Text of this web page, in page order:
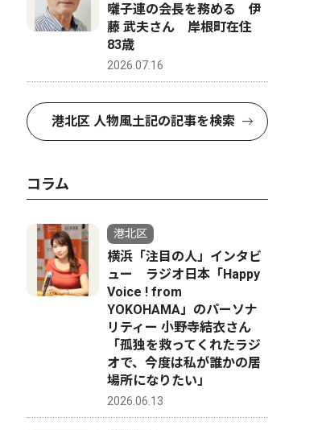
4
囃子連の会長を務める 伊
藤 武夫さん 岸根町在住
83歳
2026.07.16
港北区 人物風土記の記事を検索
コラム
港北区
横浜「注目の人」インタビ
ュー ラジオ日本「Happy
Voice ! from
YOKOHAMA」のパーソナ
リティー 小野寺結衣さん
「孤独を救ってくれたラジ
オで、今度は私が誰かの居
場所になりたい」
2026.06.13